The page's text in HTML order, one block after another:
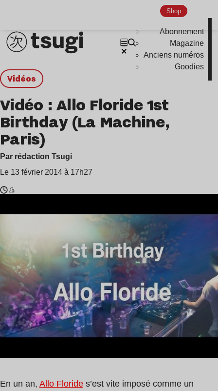
Shop
Abonnement
Magazine
Anciens numéros
Goodies
Vidéos
Vidéo : Allo Floride 1st
Birthday (La Machine,
Paris)
Par rédaction Tsugi
Le 13 février 2014 à 17h27
0
min
En un an, Allo Floride s’est vite imposé comme un